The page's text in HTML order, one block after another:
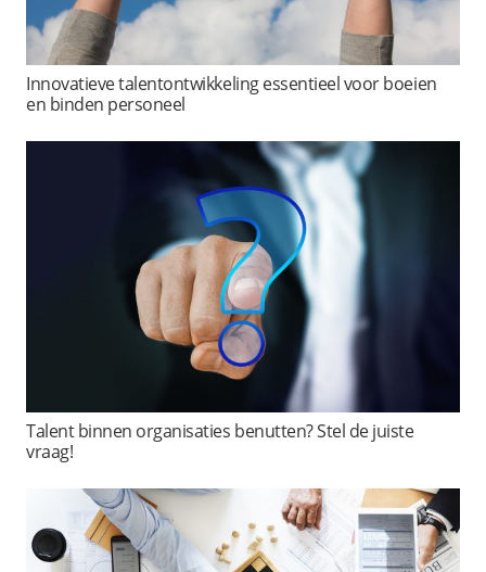
Innovatieve talentontwikkeling essentieel voor boeien
en binden personeel
Talent binnen organisaties benutten? Stel de juiste
vraag!